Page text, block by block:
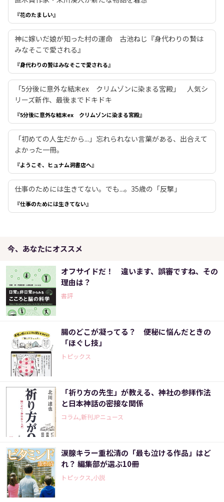
『花のたましい』
神に嫁いだ娘が知った村の運命 古池ねじ『身代わりの贄は
みなそこで愛される』
『身代わりの贄はみなそこで愛される』
「5分後に意外な結末ex クリムゾンに染まる宮殿」 人気シ
リーズ新作、最後までドキドキ
『5分後に意外な結末ex クリムゾンに染まる宮殿』
「初めての人生だから...」忘れられない言葉がある、出合えて
よかった一冊。
『ようこそ、ヒュナム洞書店へ』
仕事のためには生きてない。でも...。35歳の「反撃」
『仕事のためには生きてない』
今、あなたにオススメ
オフサイドだ！ 違います、誤審ですね、その
理由は？
書評
腸のどこが凝ってる？ 便秘に悩んだときの
「ほぐし技」
トピックス
「祈り方の先生」が教える、神社の参拝作法
と日本神話の密接な関係
コラム,新刊JPニュース
涙腺キラー重松清の「最も泣ける作品」はど
れ？ 編集部が選ぶ10冊
トピックス,小説